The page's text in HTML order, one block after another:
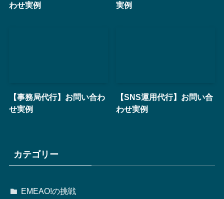
わせ実例
実例
【事務局代行】お問い合わ
せ実例
【SNS運用代行】お問い合
わせ実例
カテゴリー
EMEAO!の挑戦